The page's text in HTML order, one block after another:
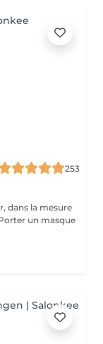
253
dans la mesure
un masque